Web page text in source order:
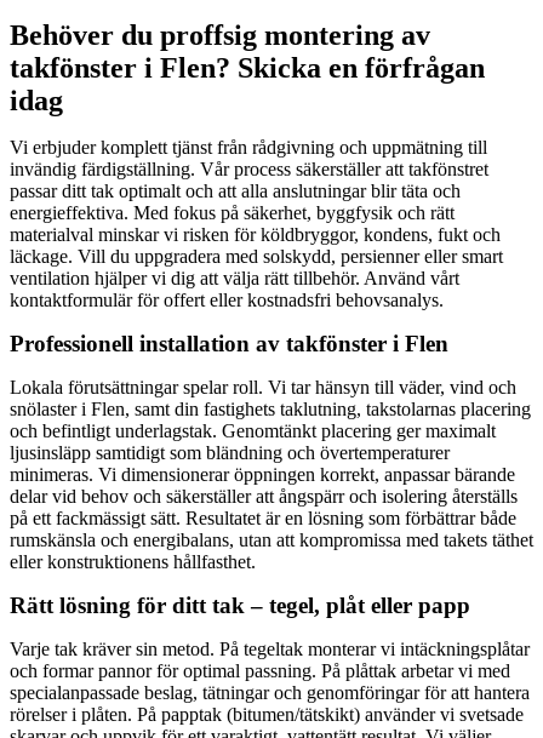
Behöver du proffsig montering av
takfönster i Flen? Skicka en förfrågan
idag
Vi erbjuder komplett tjänst från rådgivning och uppmätning till
invändig färdigställning. Vår process säkerställer att takfönstret
passar ditt tak optimalt och att alla anslutningar blir täta och
energieffektiva. Med fokus på säkerhet, byggfysik och rätt
materialval minskar vi risken för köldbryggor, kondens, fukt och
läckage. Vill du uppgradera med solskydd, persienner eller smart
ventilation hjälper vi dig att välja rätt tillbehör. Använd vårt
kontaktformulär för offert eller kostnadsfri behovsanalys.
Professionell installation av takfönster i Flen
Lokala förutsättningar spelar roll. Vi tar hänsyn till väder, vind och
snölaster i Flen, samt din fastighets taklutning, takstolarnas placering
och befintligt underlagstak. Genomtänkt placering ger maximalt
ljusinsläpp samtidigt som bländning och övertemperaturer
minimeras. Vi dimensionerar öppningen korrekt, anpassar bärande
delar vid behov och säkerställer att ångspärr och isolering återställs
på ett fackmässigt sätt. Resultatet är en lösning som förbättrar både
rumskänsla och energibalans, utan att kompromissa med takets täthet
eller konstruktionens hållfasthet.
Rätt lösning för ditt tak – tegel, plåt eller papp
Varje tak kräver sin metod. På tegeltak monterar vi intäckningsplåtar
och formar pannor för optimal passning. På plåttak arbetar vi med
specialanpassade beslag, tätningar och genomföringar för att hantera
rörelser i plåten. På papptak (bitumen/tätskikt) använder vi svetsade